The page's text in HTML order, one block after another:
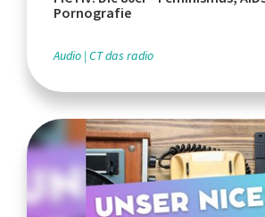
Pornografie
Audio CT das radio